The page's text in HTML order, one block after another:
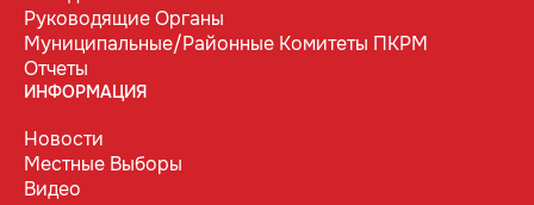
Руководящие Органы
Муниципальные/Районные Комитеты ПКРМ
Отчеты
ИНФОРМАЦИЯ
Новости
Местные Выборы
Видео